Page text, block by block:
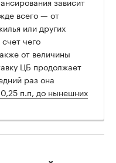
всего — от
или других
чего
от величины
ЦБ продолжает
раз она
п.п, до нынешних